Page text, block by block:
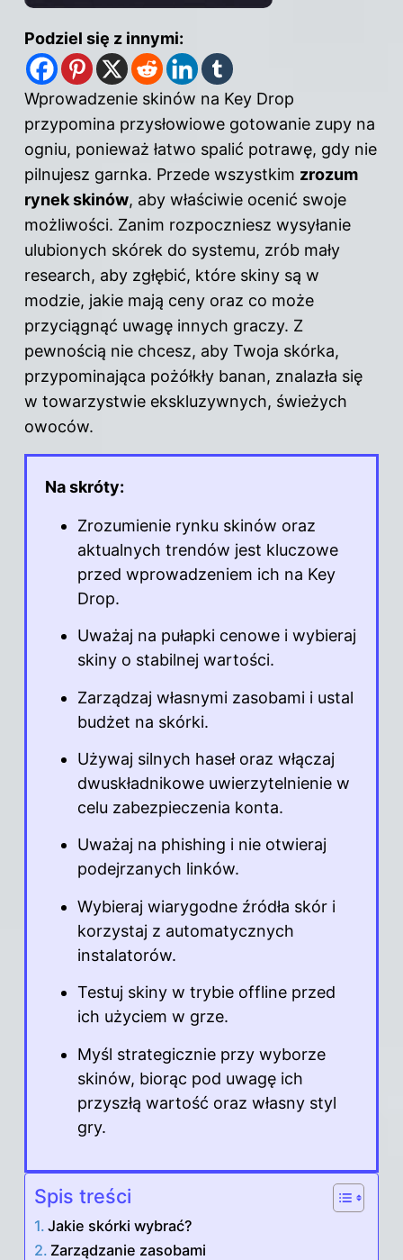
Podziel się z innymi:
Wprowadzenie skinów na Key Drop
przypomina przysłowiowe gotowanie zupy na
ogniu, ponieważ łatwo spalić potrawę, gdy nie
pilnujesz garnka. Przede wszystkim zrozum
rynek skinów, aby właściwie ocenić swoje
możliwości. Zanim rozpoczniesz wysyłanie
ulubionych skórek do systemu, zrób mały
research, aby zgłębić, które skiny są w
modzie, jakie mają ceny oraz co może
przyciągnąć uwagę innych graczy. Z
pewnością nie chcesz, aby Twoja skórka,
przypominająca pożółkły banan, znalazła się
w towarzystwie ekskluzywnych, świeżych
owoców.
Na skróty:
Zrozumienie rynku skinów oraz
aktualnych trendów jest kluczowe
przed wprowadzeniem ich na Key
Drop.
Uważaj na pułapki cenowe i wybieraj
skiny o stabilnej wartości.
Zarządzaj własnymi zasobami i ustal
budżet na skórki.
Używaj silnych haseł oraz włączaj
dwuskładnikowe uwierzytelnienie w
celu zabezpieczenia konta.
Uważaj na phishing i nie otwieraj
podejrzanych linków.
Wybieraj wiarygodne źródła skór i
korzystaj z automatycznych
instalatorów.
Testuj skiny w trybie offline przed
ich użyciem w grze.
Myśl strategicznie przy wyborze
skinów, biorąc pod uwagę ich
przyszłą wartość oraz własny styl
gry.
Spis treści
Jakie skórki wybrać?
Zarządzanie zasobami